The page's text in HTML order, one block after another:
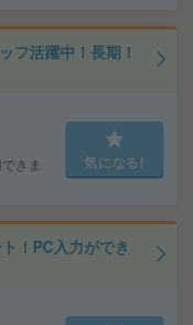
フ活躍中！長期！
きま
気になる!
！PC入力ができ